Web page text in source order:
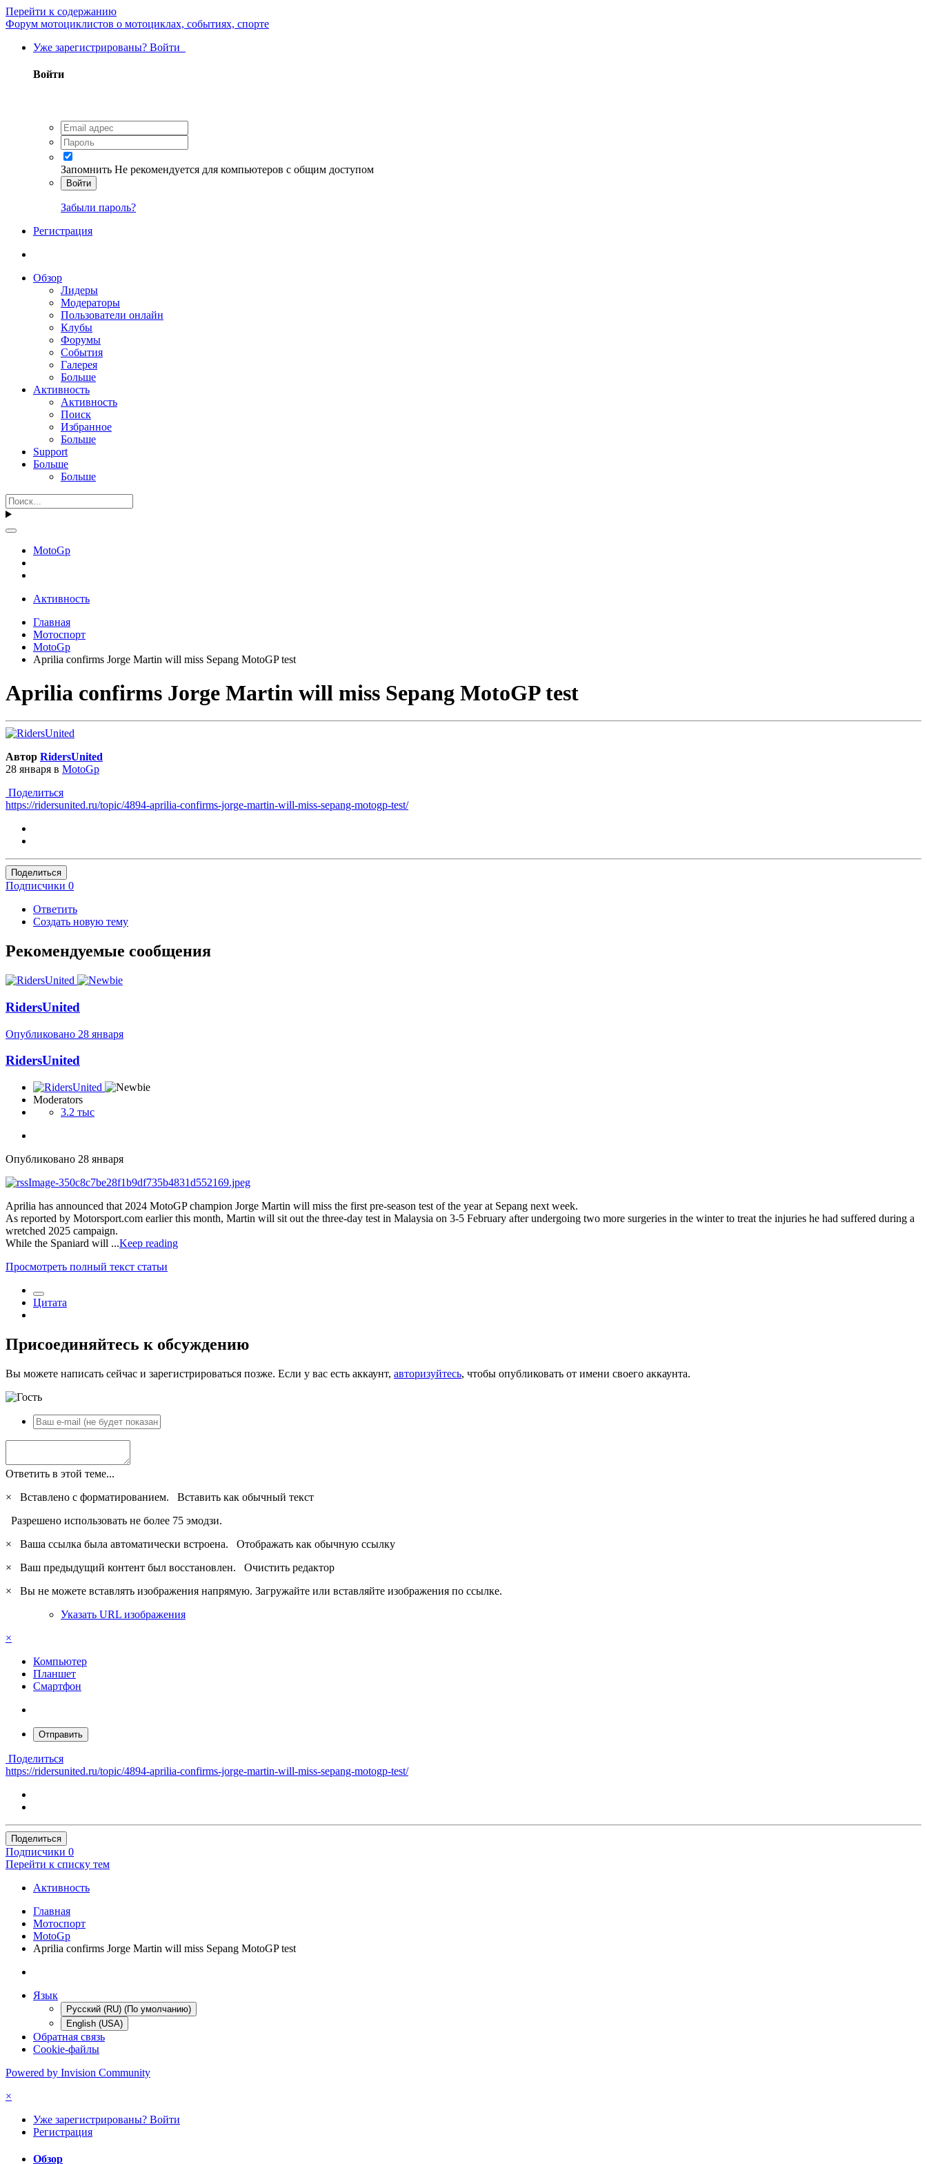
Перейти к содержанию
Форум мотоциклистов о мотоциклах, событиях, спорте
Уже зарегистрированы? Войти
Войти
Запомнить Не рекомендуется для компьютеров с общим доступом
Войти
Забыли пароль?
Регистрация
Обзор
Лидеры
Модераторы
Пользователи онлайн
Клубы
Форумы
События
Галерея
Больше
Активность
Активность
Поиск
Избранное
Больше
Support
Больше
Больше
MotoGp
Активность
Главная
Мотоспорт
MotoGp
Aprilia confirms Jorge Martin will miss Sepang MotoGP test
Aprilia confirms Jorge Martin will miss Sepang MotoGP test
Автор RidersUnited
28 января в MotoGp
Поделиться
https://ridersunited.ru/topic/4894-aprilia-confirms-jorge-martin-will-miss-sepang-motogp-test/
Поделиться
Подписчики 0
Ответить
Создать новую тему
Рекомендуемые сообщения
RidersUnited
Опубликовано 28 января
RidersUnited
Moderators
3.2 тыс
Опубликовано 28 января
Aprilia has announced that 2024 MotoGP champion Jorge Martin will miss the first pre-season test of the year at Sepang next week.
As reported by Motorsport.com earlier this month, Martin will sit out the three-day test in Malaysia on 3-5 February after undergoing two more surgeries in the winter to treat the injuries he had suffered during a
wretched 2025 campaign.
While the Spaniard will ...Keep reading
Просмотреть полный текст статьи
Цитата
Присоединяйтесь к обсуждению
Вы можете написать сейчас и зарегистрироваться позже. Если у вас есть аккаунт, авторизуйтесь, чтобы опубликовать от имени своего аккаунта.
Ответить в этой теме...
×
Вставлено с форматированием. Вставить как обычный текст
Разрешено использовать не более 75 эмодзи.
×
Ваша ссылка была автоматически встроена. Отображать как обычную ссылку
×
Ваш предыдущий контент был восстановлен. Очистить редактор
×
Вы не можете вставлять изображения напрямую. Загружайте или вставляйте изображения по ссылке.
Указать URL изображения
×
Компьютер
Планшет
Смартфон
Отправить
Поделиться
https://ridersunited.ru/topic/4894-aprilia-confirms-jorge-martin-will-miss-sepang-motogp-test/
Поделиться
Подписчики 0
Перейти к списку тем
Активность
Главная
Мотоспорт
MotoGp
Aprilia confirms Jorge Martin will miss Sepang MotoGP test
Язык
Русский (RU) (По умолчанию)
English (USA)
Обратная связь
Cookie-файлы
Powered by Invision Community
×
Уже зарегистрированы? Войти
Регистрация
Обзор